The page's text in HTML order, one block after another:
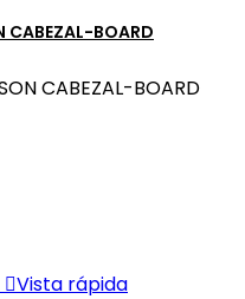
CABEZAL-BOARD
CABEZAL-BOARD
Vista rápida